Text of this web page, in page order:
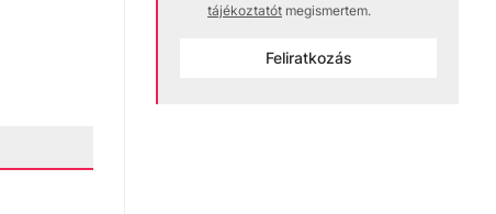
tájékoztatót megismertem.
Feliratkozás